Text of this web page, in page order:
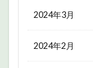
2024年3月
2024年2月